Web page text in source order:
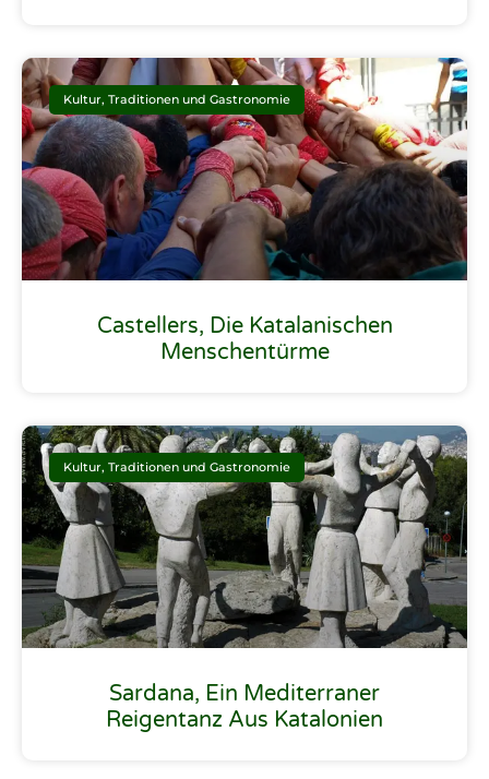
Kultur, Traditionen und Gastronomie
Castellers, Die Katalanischen
Menschentürme
Kultur, Traditionen und Gastronomie
Sardana, Ein Mediterraner
Reigentanz Aus Katalonien